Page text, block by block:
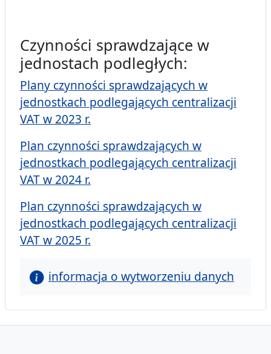
Czynności sprawdzające w
jednostach podległych:
Plany czynności sprawdzających w
jednostkach podlegających centralizacji
VAT w 2023 r.
Plan czynności sprawdzających w
jednostkach podlegających centralizacji
VAT w 2024 r.
Plan czynności sprawdzających w
jednostkach podlegających centralizacji
VAT w 2025 r.
informacja o wytworzeniu danych